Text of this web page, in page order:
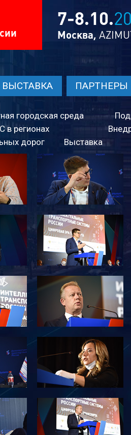
7-8.10.
Москва,
ВЫСТАВКА ПАРТНЕРЫ
городская среда
в регионах
дорог
Выставка